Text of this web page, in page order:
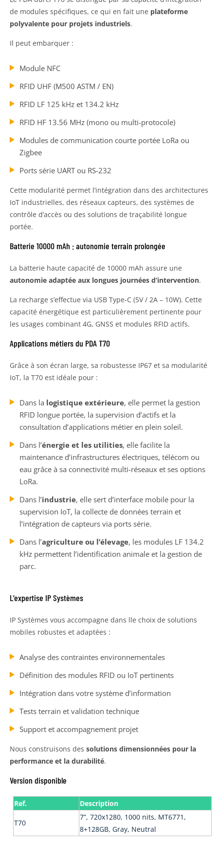
de modules spécifiques, ce qui en fait une plateforme
polyvalente pour projets industriels.
Il peut embarquer :
Module NFC
RFID UHF (M500 ASTM / EN)
RFID LF 125 kHz et 134.2 kHz
RFID HF 13.56 MHz (mono ou multi-protocole)
Modules de communication courte portée LoRa ou
Zigbee
Ports série UART ou RS-232
Cette modularité permet l’intégration dans des architectures
IoT industrielles, des réseaux capteurs, des systèmes de
contrôle d’accès ou des solutions de traçabilité longue
portée.
Batterie 10000 mAh : autonomie terrain prolongée
La batterie haute capacité de 10000 mAh assure une
autonomie adaptée aux longues journées d’intervention.
La recharge s’effectue via USB Type-C (5V / 2A – 10W). Cette
capacité énergétique est particulièrement pertinente pour
les usages combinant 4G, GNSS et modules RFID actifs.
Applications métiers du PDA T70
Grâce à son écran large, sa robustesse IP67 et sa modularité
IoT, la T70 est idéale pour :
Dans la logistique extérieure, elle permet la gestion
RFID longue portée, la supervision d’actifs et la
consultation d’applications métier en plein soleil.
Dans l’énergie et les utilities, elle facilite la
maintenance d’infrastructures électriques, télécom ou
eau grâce à sa connectivité multi-réseaux et ses options
LoRa.
Dans l’industrie, elle sert d’interface mobile pour la
supervision IoT, la collecte de données terrain et
l’intégration de capteurs via ports série.
Dans l’agriculture ou l’élevage, les modules LF 134.2
kHz permettent l’identification animale et la gestion de
parc.
L’expertise IP Systèmes
IP Systèmes vous accompagne dans lle choix de solutions
mobiles robustes et adaptées :
Analyse des contraintes environnementales
Définition des modules RFID ou IoT pertinents
Intégration dans votre système d’information
Tests terrain et validation technique
Support et accompagnement projet
Nous construisons des solutions dimensionnées pour la
performance et la durabilité.
Version disponible
Ref. Description
T70
7”, 720x1280, 1000 nits, MT6771,
8+128GB, Gray, Neutral